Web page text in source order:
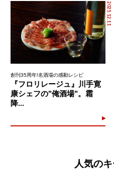
2025.12.11
創刊35周年!名酒場の感動レシピ
『フロリレージュ』川手寛
康シェフの"俺酒場"。霜
降...
人気の